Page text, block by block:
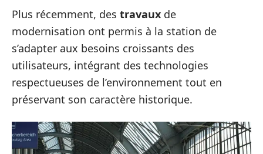
Plus récemment, des travaux de
modernisation ont permis à la station de
s’adapter aux besoins croissants des
utilisateurs, intégrant des technologies
respectueuses de l’environnement tout en
préservant son caractère historique.